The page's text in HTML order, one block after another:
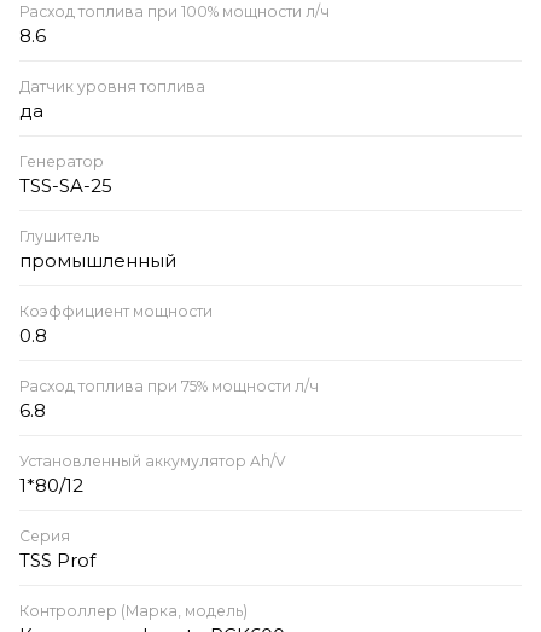
Расход топлива при 100% мощности л/ч
8.6
Датчик уровня топлива
да
Генератор
TSS-SA-25
Глушитель
промышленный
Коэффициент мощности
0.8
Расход топлива при 75% мощности л/ч
6.8
Установленный аккумулятор Ah/V
1*80/12
Серия
TSS Prof
Контроллер (Марка, модель)